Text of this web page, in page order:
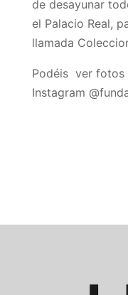
de desayunar
el Palacio Real,
llamada
Podéis ver fotos
Instagram